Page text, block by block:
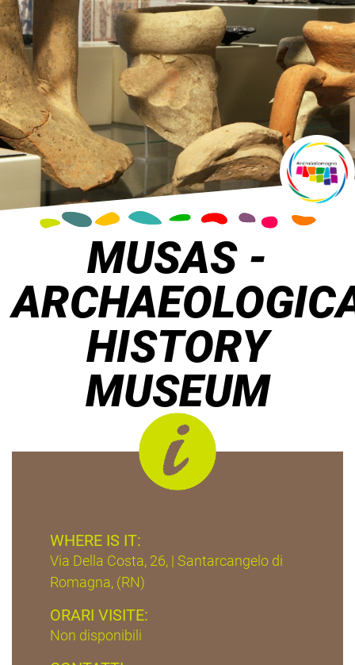
MUSAS -
HISTORY
MUSEUM
WHERE IS IT:
Via Della Costa, 26, | Santarcangelo di
Romagna, (RN)
ORARI VISITE:
Non disponibili